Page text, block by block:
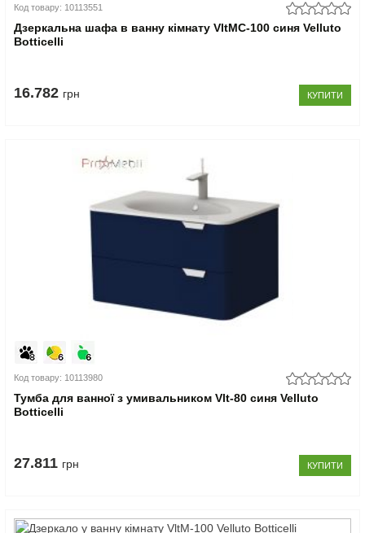
Код товару: 10113551
Дзеркальна шафа в ванну кімнату VltMC-100 синя Velluto
Botticelli
16.782 грн КУПИТИ
Код товару: 10113980
Тумба для ванної з умивальником Vlt-80 синя Velluto
Botticelli
27.811 грн КУПИТИ